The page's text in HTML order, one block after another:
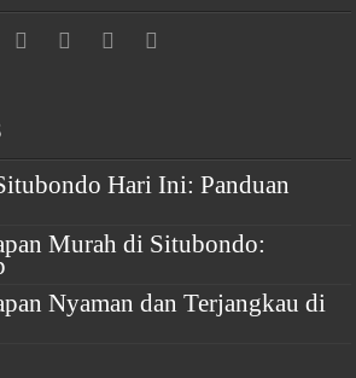
Hari Ini: Panduan
Murah di Situbondo:
Nyaman dan Terjangkau di